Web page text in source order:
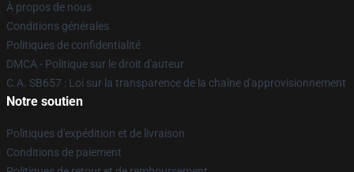
À propos de nous
Conditions générales
Politiques de confidentialité
DMCA - Politique sur le droit d'auteur
C.A. SB657 : Loi sur la transparence de la chaîne d'approvisionnement
Notre soutien
Politiques d'expédition et de livraison
Conditions de paiement